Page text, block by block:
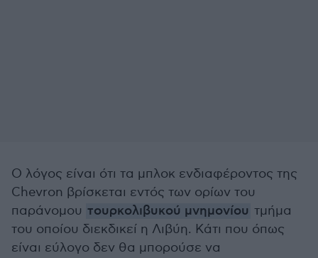
Ο λόγος είναι ότι τα μπλοκ ενδιαφέροντος της
Chevron βρίσκεται εντός των ορίων του
παράνομου τουρκολιβυκού μνημονίου τμήμα
του οποίου διεκδικεί η Λιβύη. Κάτι που όπως
είναι εύλογο δεν θα μπορούσε να